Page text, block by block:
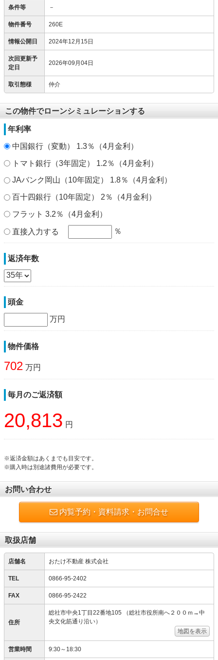
条件等 －
物件番号 260E
情報公開日 2024年12月15日
次回更新予
定日
2026年09月04日
取引態様 仲介
この物件でローンシミュレーションする
年利率
中国銀行（変動） 1.3％（4月金利）
トマト銀行（3年固定） 1.2％（4月金利）
JAバンク岡山（10年固定） 1.8％（4月金利）
百十四銀行（10年固定） 2％（4月金利）
フラット 3.2％（4月金利）
直接入力する ％
返済年数
頭金
万円
物件価格
702 万円
毎月のご返済額
20,813 円
※返済金額はあくまでも目安です。
※購入時は別途諸費用が必要です。
お問い合わせ
内覧予約・資料請求・お問合せ
取扱店舗
店舗名 おたけ不動産 株式会社
TEL 0866-95-2402
FAX 0866-95-2422
住所
総社市中央1丁目22番地105 （総社市役所南へ２００ｍ→中
央文化筋通り沿い）
地図を表示
営業時間 9:30～18:30